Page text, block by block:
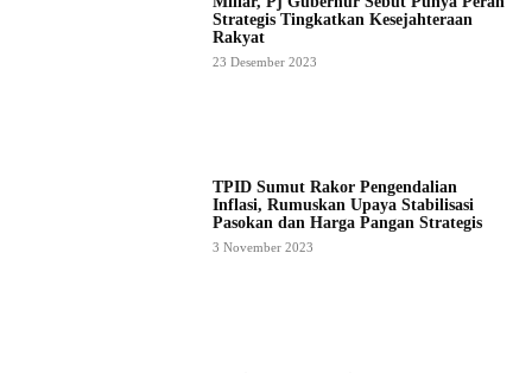
Strategis Tingkatkan Kesejahteraan
Rakyat
23 Desember 2023
TPID Sumut Rakor Pengendalian
Inflasi, Rumuskan Upaya Stabilisasi
Pasokan dan Harga Pangan Strategis
3 November 2023